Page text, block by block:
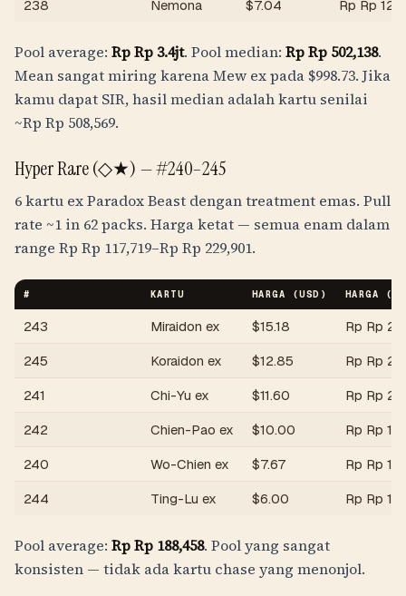
238 Nemona $7.04 Rp Rp
Pool average: RpRp 3.4jt. Pool median: RpRp 502,138.
Mean sangat miring karena Mew ex pada $998.73. Jika
kamu dapat SIR, hasil median adalah kartu senilai
~Rp Rp 508,569.
Hyper Rare (◇★) —#240–245
6 kartu ex Paradox Beast dengan treatment emas. Pull
rate ~1 in 62 packs. Harga ketat — semua enam dalam
range Rp Rp 117,719–Rp Rp 229,901.
# KARTU HARGA (USD) HARGA (
243 Miraidon ex $15.18 Rp Rp
245
Koraidon ex $12.85 Rp Rp
241
Chi-Yu ex $11.60 Rp Rp
242
Chien-Pao ex $10.00 Rp Rp
240
Wo-Chien ex $7.67 Rp Rp
244
Ting-Lu ex $6.00 Rp Rp
Pool average: RpRp 188,458. Pool yang sangat
konsisten — tidak ada kartu chase yang menonjol.